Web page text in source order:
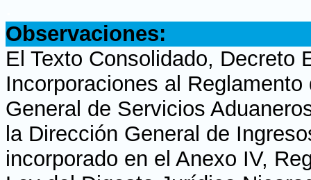
Observaciones:
El Texto Consolidado, Decreto
Incorporaciones al
General de Servicios
la Dirección General de
incorporado en el Anexo IV,